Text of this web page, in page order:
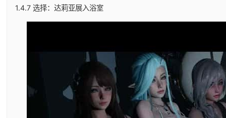
1.4.7 选择：达莉亚展入浴室